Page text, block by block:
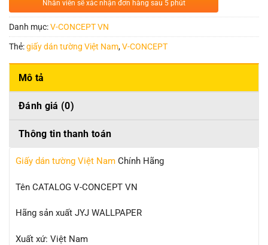
Nhân viên sẽ xác nhận đơn hàng sau 5 phút
Danh mục:V-CONCEPT VN
Thẻ:giấy dán tường Việt Nam,V-CONCEPT
Mô tả
Đánh giá (0)
Thông tin thanh toán
Giấy dán tường Việt Nam Chính Hãng
Tên CATALOG V-CONCEPT VN
Hãng sản xuất JYJ WALLPAPER
Xuất xứ: Việt Nam